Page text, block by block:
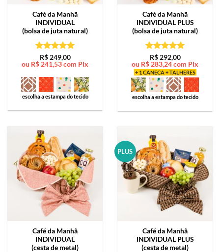
Café da Manhã
INDIVIDUAL
(bolsa de juta natural)
Avaliação5
de 5
R$249,00
ou R$ 241,53com Pix
escolha a estampa do tecido
Café da Manhã
INDIVIDUAL PLUS
(bolsa de juta natural)
Avaliação5
de 5
R$292,00
ou R$ 283,24com Pix
+ 1 CANECA + TALHERES
escolha a estampa do tecido
Café da Manhã
INDIVIDUAL
(cesta de metal)
PLUS
Café da Manhã
INDIVIDUAL PLUS
(cesta de metal)